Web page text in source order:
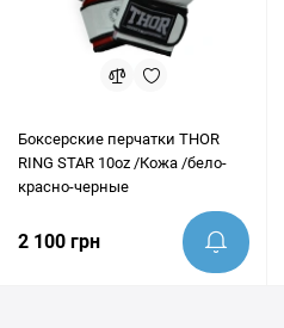
Боксерские перчатки THOR
RING STAR 10oz /Кожа /бело-
красно-черные
2 100 грн